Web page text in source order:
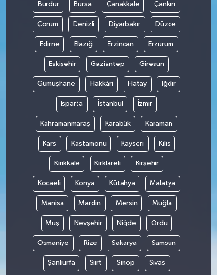
Burdur Bursa Çanakkale Çankırı
Çorum Denizli Diyarbakır Düzce
Edirne Elazığ Erzincan Erzurum
Eskişehir Gaziantep Giresun
Gümüşhane Hakkâri Hatay Iğdır
Isparta İstanbul İzmir
Kahramanmaraş Karabük Karaman
Kars Kastamonu Kayseri Kilis
Kırıkkale Kırklareli Kırşehir
Kocaeli Konya Kütahya Malatya
Manisa Mardin Mersin Muğla
Muş Nevşehir Niğde Ordu
Osmaniye Rize Sakarya Samsun
Şanlıurfa Siirt Sinop Sivas